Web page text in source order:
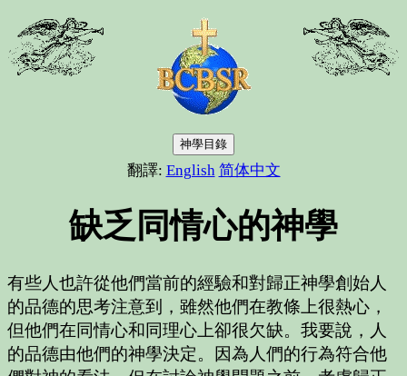
神學目錄
翻譯: English 简体中文
缺乏同情心的神學
有些人也許從他們當前的經驗和對歸正神學創始人
的品德的思考注意到，雖然他們在教條上很熱心，
但他們在同情心和同理心上卻很欠缺。我要說，人
的品德由他們的神學決定。因為人們的行為符合他